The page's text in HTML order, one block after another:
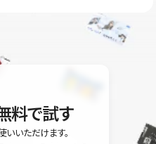
ミュニティもご利用ください。
料で試す
いただけます。